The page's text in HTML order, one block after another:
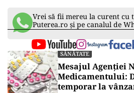
Vrei să fii mereu la curent cu
Puterea.ro și pe canalul de
SĂNĂTATE
Mesajul Agenției
Medicamentului:
temporar la